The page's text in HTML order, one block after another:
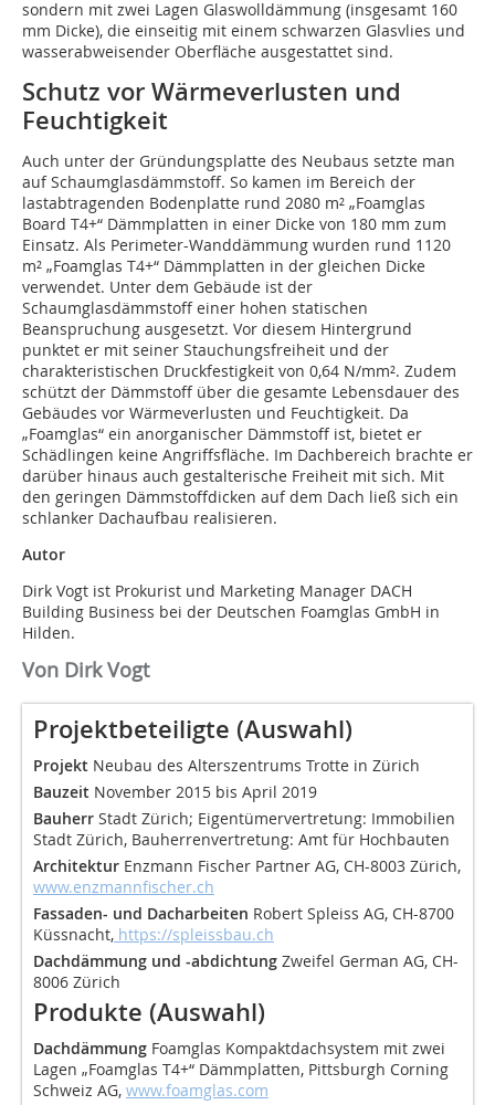
sondern mit zwei Lagen Glaswolldämmung (insgesamt 160
mm Dicke), die einseitig mit einem schwarzen Glasvlies und
wasserabweisender Oberfläche ausgestattet sind.
Schutz vor Wärmeverlusten und
Feuchtigkeit
Auch unter der Gründungsplatte des Neubaus setzte man
auf Schaumglasdämmstoff. So kamen im Bereich der
lastabtragenden Bodenplatte rund 2080 m² „Foamglas
Board T4+“ Dämmplatten in einer Dicke von 180 mm zum
Einsatz. Als Perimeter-Wanddämmung wurden rund 1120
m² „Foamglas T4+“ Dämmplatten in der gleichen Dicke
verwendet. Unter dem Gebäude ist der
Schaumglasdämmstoff einer hohen statischen
Beanspruchung ausgesetzt. Vor diesem Hintergrund
punktet er mit seiner Stauchungsfreiheit und der
charakteristischen Druckfestigkeit von 0,64 N/mm². Zudem
schützt der Dämmstoff über die gesamte Lebensdauer des
Gebäudes vor Wärmeverlusten und Feuchtigkeit. Da
„Foamglas“ ein anorganischer Dämmstoff ist, bietet er
Schädlingen keine Angriffsfläche. Im Dachbereich brachte er
darüber hinaus auch gestalterische Freiheit mit sich. Mit
den geringen Dämmstoffdicken auf dem Dach ließ sich ein
schlanker Dachaufbau realisieren.
Autor
Dirk Vogt ist Prokurist und Marketing Manager DACH
Building Business bei der Deutschen Foamglas GmbH in
Hilden.
Von Dirk Vogt
Projektbeteiligte (Auswahl)
Projekt Neubau des Alterszentrums Trotte in Zürich
Bauzeit November 2015 bis April 2019
Bauherr Stadt Zürich; Eigentümervertretung: Immobilien
Stadt Zürich, Bauherrenvertretung: Amt für Hochbauten
Architektur Enzmann Fischer Partner AG, CH-8003 Zürich,
www.enzmannfischer.ch
Fassaden- und Dacharbeiten Robert Spleiss AG, CH-8700
Küssnacht, https://spleissbau.ch
Dachdämmung und -abdichtung Zweifel German AG, CH-
8006 Zürich
Produkte (Auswahl)
Dachdämmung Foamglas Kompaktdachsystem mit zwei
Lagen „Foamglas T4+“ Dämmplatten, Pittsburgh Corning
Schweiz AG, www.foamglas.com